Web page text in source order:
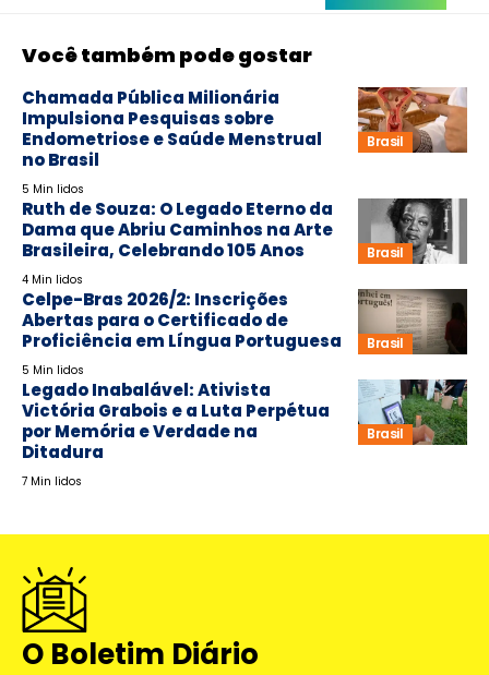
Você também pode gostar
Brasil
Chamada Pública Milionária
Impulsiona Pesquisas sobre
Endometriose e Saúde Menstrual
no Brasil
5 Min lidos
Brasil
Ruth de Souza: O Legado Eterno da
Dama que Abriu Caminhos na Arte
Brasileira, Celebrando 105 Anos
4 Min lidos
Brasil
Celpe-Bras 2026/2: Inscrições
Abertas para o Certificado de
Proficiência em Língua Portuguesa
5 Min lidos
Brasil
Legado Inabalável: Ativista
Victória Grabois e a Luta Perpétua
por Memória e Verdade na
Ditadura
7 Min lidos
O Boletim Diário